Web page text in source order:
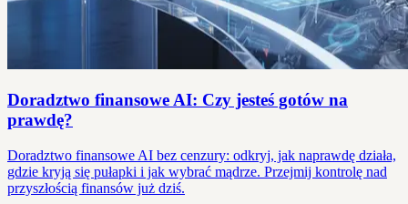
Doradztwo finansowe AI: Czy jesteś gotów na
prawdę?
Doradztwo finansowe AI bez cenzury: odkryj, jak naprawdę działa,
gdzie kryją się pułapki i jak wybrać mądrze. Przejmij kontrolę nad
przyszłością finansów już dziś.